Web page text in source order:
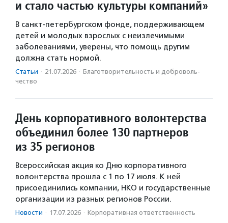
и стало частью культуры компаний»
В санкт-петербургском фонде, поддерживающем
детей и молодых взрослых с неизлечимыми
заболеваниями, уверены, что помощь другим
должна стать нормой.
Статьи · 21.07.2026 · Благотвори­тель­ность и доброволь­
чест­во
День корпоративного волонтерства
объединил более 130 партнеров
из 35 регионов
Всероссийская акция ко Дню корпоративного
волонтерства прошла с 1 по 17 июля. К ней
присоединились компании, НКО и государственные
организации из разных регионов России.
Новости · 17.07.2026 · Корпоративная ответственность